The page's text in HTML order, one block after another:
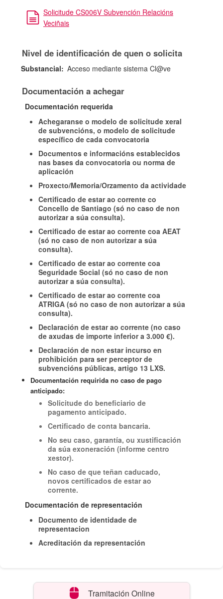
Solicitude CS006V Subvención Relacións
Veciñais
Nivel de identificación de quen o solicita
Substancial: Acceso mediante sistema Cl@ve
Documentación a achegar
Documentación requerida
Achegaranse o modelo de solicitude xeral
de subvencións, o modelo de solicitude
específico de cada convocatoria
Documentos e informacións establecidos
nas bases da convocatoria ou norma de
aplicación
Proxecto/Memoria/Orzamento da actividade
Certificado de estar ao corrente co
Concello de Santiago (só no caso de non
autorizar a súa consulta).
Certificado de estar ao corrente coa AEAT
(só no caso de non autorizar a súa
consulta).
Certificado de estar ao corrente coa
Seguridade Social (só no caso de non
autorizar a súa consulta).
Certificado de estar ao corrente coa
ATRIGA (só no caso de non autorizar a súa
consulta).
Declaración de estar ao corrente (no caso
de axudas de importe inferior a 3.000 €).
Declaración de non estar incurso en
prohibición para ser perceptor de
subvencións públicas, artigo 13 LXS.
Documentación requirida no caso de pago
anticipado:
Solicitude do beneficiario de
pagamento anticipado.
Certificado de conta bancaria.
No seu caso, garantía, ou xustificación
da súa exoneración (informe centro
xestor).
No caso de que teñan caducado,
novos certificados de estar ao
corrente.
Documentación de representación
Documento de identidade de
representacion
Acreditación da representación
Tramitación Online